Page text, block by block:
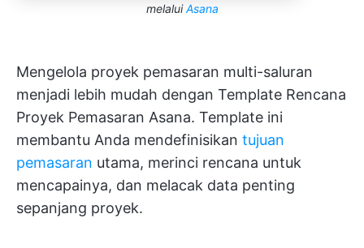
melaluiAsana
Mengelola proyek pemasaran multi-saluran
menjadi lebih mudah dengan Template Rencana
Proyek Pemasaran Asana. Template ini
membantu Anda mendefinisikan tujuan
pemasaran utama, merinci rencana untuk
mencapainya, dan melacak data penting
sepanjang proyek.